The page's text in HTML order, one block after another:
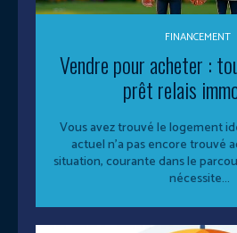
FINANCEMENT
Vendre pour acheter :
prêt relais
Vous avez trouvé le logement
actuel n'a pas encore trouvé
situation, courante dans le
nécessite...